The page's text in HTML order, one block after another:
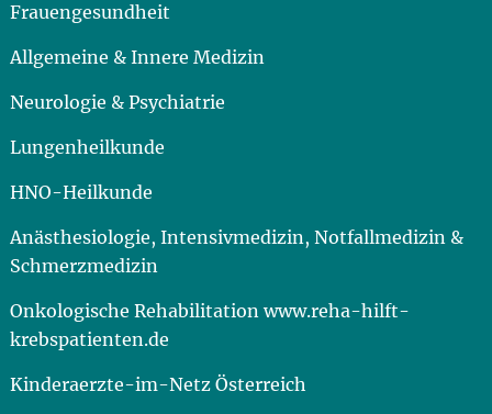
Frauengesundheit
Allgemeine & Innere Medizin
Neurologie & Psychiatrie
Lungenheilkunde
HNO-Heilkunde
Anästhesiologie, Intensivmedizin, Notfallmedizin &
Schmerzmedizin
Onkologische Rehabilitation www.reha-hilft-
krebspatienten.de
Kinderaerzte-im-Netz Österreich